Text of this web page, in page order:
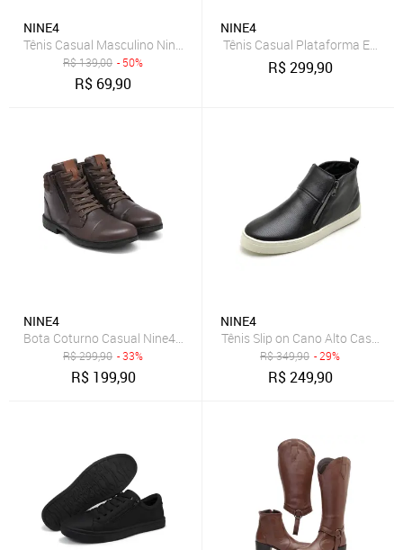
NINE4
Tênis Casual Masculino Nine4 Em Lona Macia Confort - Preto
R$139,00 - 50%
R$ 69,90
NINE4
Tênis Casual Plataforma
R$299,90
NINE4
Bota Coturno Casual Nine4 em Couro Macio Soft Premium Café
R$299,90 - 33%
R$ 199,90
NINE4
Tênis Slip on Cano Alto Casual
R$349,90 - 29%
R$249,90